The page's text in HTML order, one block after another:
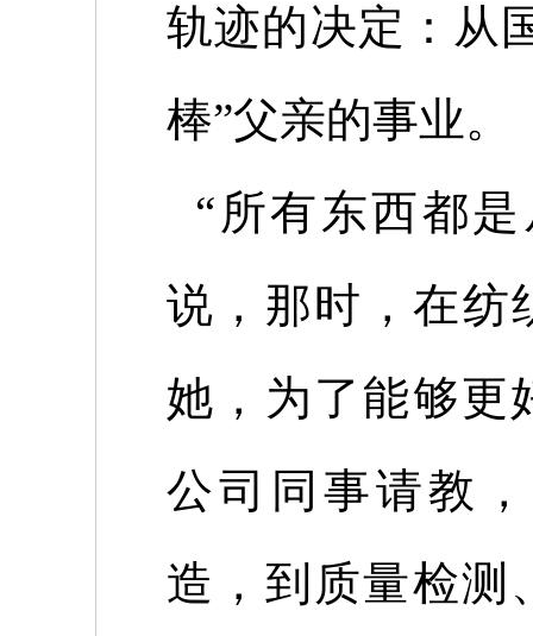
轨迹的决定：从
棒”父亲的事业。
“ 所有东西都
说，那时，在纺
她，为了能够更
公司同事请教
造，到质量检测